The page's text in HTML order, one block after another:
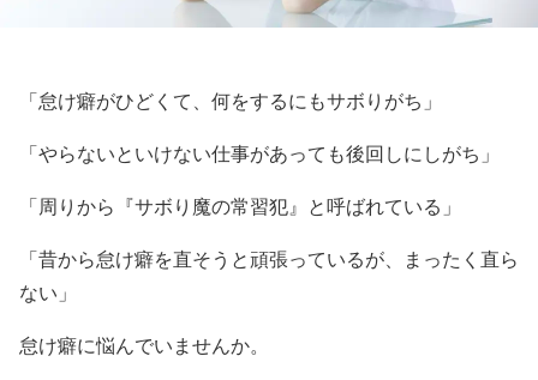
「怠け癖がひどくて、何をするにもサボりがち」
「やらないといけない仕事があっても後回しにしがち」
「周りから『サボり魔の常習犯』と呼ばれている」
「昔から怠け癖を直そうと頑張っているが、まったく直ら
ない」
怠け癖に悩んでいませんか。